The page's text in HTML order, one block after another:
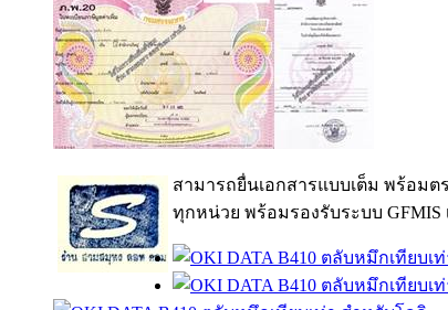
สามารถยื่นเอกสารแบบเต็ม พร้อม
ทุกหน่วย พร้อมรองรับระบบ GFMIS